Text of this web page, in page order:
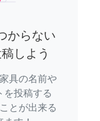
からない
しよう
具の名前や
を投稿する
とが出来る